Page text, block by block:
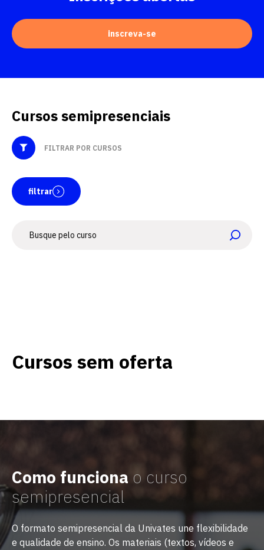
inscreva-se
Cursos semipresenciais
filtrar
Cursos sem oferta
Como funciona o curso
semipresencial
O formato semipresencial da Univates une flexibilidade
e qualidade de ensino. Os materiais (textos, vídeos e